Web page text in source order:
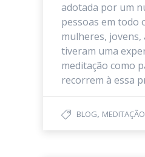
adotada por um
pessoas em todo
mulheres, jovens,
tiveram uma
meditação como
recorrem à essa
BLOG, MEDITAÇÃO